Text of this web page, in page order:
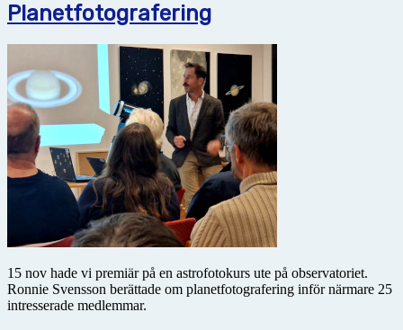
Planetfotografering
15 nov hade vi premiär på en astrofotokurs ute på observatoriet.
Ronnie Svensson berättade om planetfotografering inför närmare 25
intresserade medlemmar.